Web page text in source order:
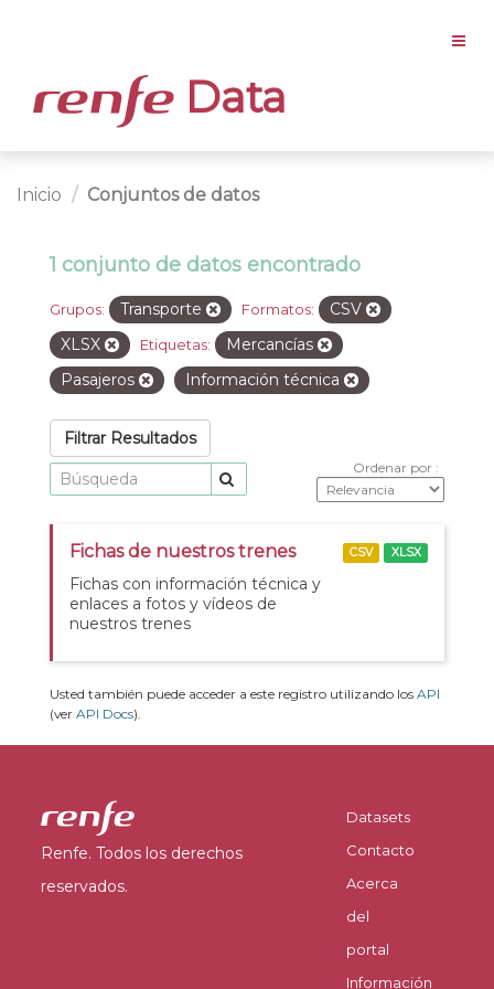
Data
Inicio Conjuntos de datos
1 conjunto de datos encontrado
Grupos: Transporte Formatos:
CSV
XLSX
Etiquetas:
Mercancías
Pasajeros
Información técnica
Filtrar Resultados
Ordenar por
Fichas de nuestros trenes
Fichas con información técnica y
enlaces a fotos y vídeos de
nuestros trenes
CSV XLSX
Usted también puede acceder a este registro utilizando los API
(ver API Docs).
Renfe. Todos los derechos
reservados.
Datasets
Contacto
Acerca
del
portal
Información